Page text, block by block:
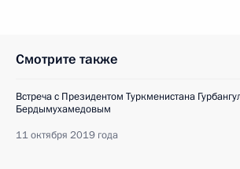
Смотрите также
Встреча с Президентом Туркменистана
Бердымухамедовым
11 октября 2019 года